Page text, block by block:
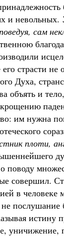
и невольных.
сам
страсти не
Духа,
объять и
им нужна
плоти,
поводу
совершил.
в человеке
послушание
истину
уничижение,